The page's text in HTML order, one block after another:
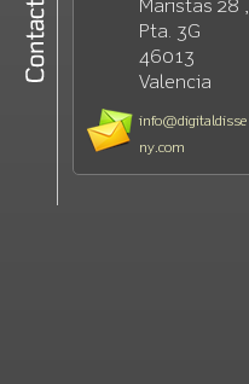
Maristas 28 ,
Pta. 3G
46013
Valencia
info@digitaldisse
ny.com